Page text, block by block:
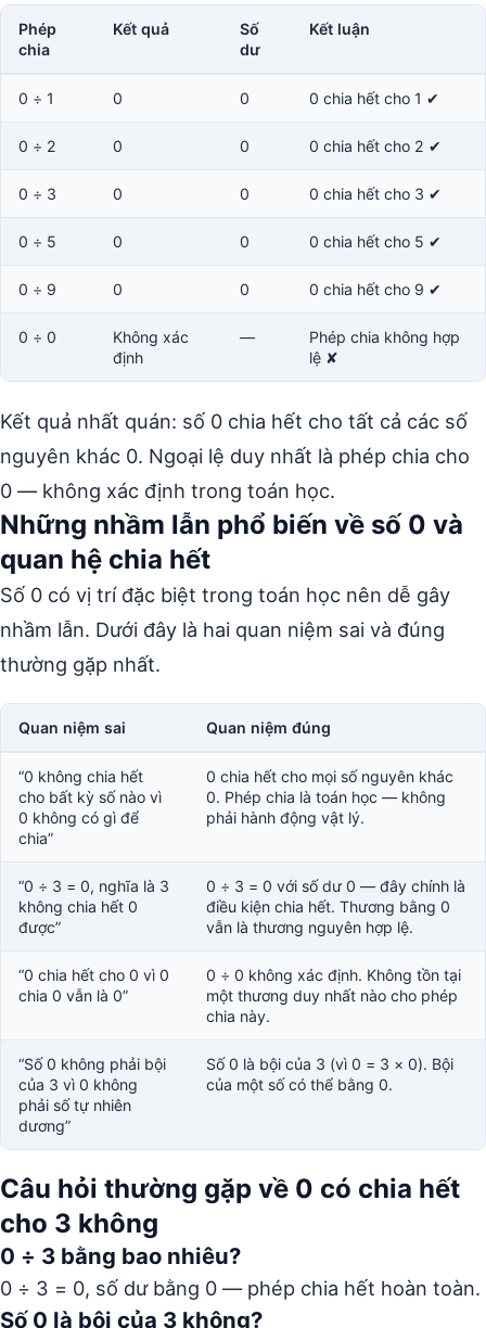
Phép
chia
Kết quả
Số
dư
Kết luận
0 ÷ 1 0 0 0 chia hết cho 1 ✔
0 ÷ 2 0 0 0 chia hết cho 2 ✔
0 ÷ 3 0 0 0 chia hết cho 3 ✔
0 ÷ 5 0 0 0 chia hết cho 5 ✔
0 ÷ 9 0 0 0 chia hết cho 9 ✔
0 ÷ 0
Không xác
định
—
Phép chia không hợp
lệ ✘
Kết quả nhất quán: số 0 chia hết cho tất cả các số
nguyên khác 0. Ngoại lệ duy nhất là phép chia cho
0 — không xác định trong toán học.
Những nhầm lẫn phổ biến về số 0 và
quan hệ chia hết
Số 0 có vị trí đặc biệt trong toán học nên dễ gây
nhầm lẫn. Dưới đây là hai quan niệm sai và đúng
thường gặp nhất.
Quan niệm sai Quan niệm đúng
“0 không chia hết
cho bất kỳ số nào vì
0 không có gì để
chia”
0 chia hết cho mọi số nguyên khác
0. Phép chia là toán học — không
phải hành động vật lý.
“0 ÷ 3 = 0, nghĩa là 3
không chia hết 0
được”
0 ÷ 3 = 0 với số dư 0 — đây chính là
điều kiện chia hết. Thương bằng 0
vẫn là thương nguyên hợp lệ.
“0 chia hết cho 0 vì 0
chia 0 vẫn là 0”
0 ÷ 0 không xác định. Không tồn tại
một thương duy nhất nào cho phép
chia này.
“Số 0 không phải bội
của 3 vì 0 không
phải số tự nhiên
dương”
Số 0 là bội của 3 (vì 0 = 3 × 0). Bội
của một số có thể bằng 0.
Câu hỏi thường gặp về 0 có chia hết
cho 3 không
0 ÷ 3 bằng bao nhiêu?
0 ÷ 3 = 0, số dư bằng 0 — phép chia hết hoàn toàn.
Số 0 là bội của 3 không?